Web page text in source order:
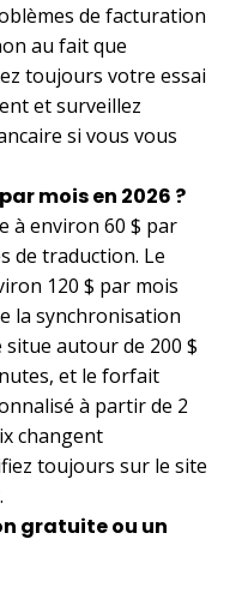
de facturation
au fait que
toujours votre essai
et surveillez
si vous vous
mois en 2026 ?
à environ 60 $ par
de traduction. Le
120 $ par mois
la synchronisation
autour de 200 $
et le forfait
à partir de 2
changent
toujours sur le site
gratuite ou un